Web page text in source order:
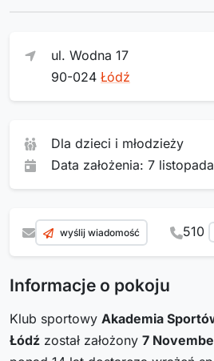
ul. Wodna 17
90-024 Łódź
Dla dzieci i młodzieży
Data założenia: 7
wyślij wiadomość 510
Informacje o pokoju
Klub sportowy Akademia
Łódź został założony 7